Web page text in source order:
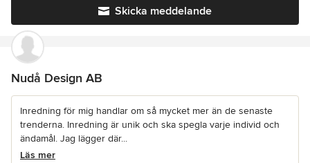
Skicka meddelande
Nudå Design AB
Inredning för mig handlar om så mycket mer än de senaste
trenderna. Inredning är unik och ska spegla varje individ och
ändamål. Jag lägger där...
Läs mer